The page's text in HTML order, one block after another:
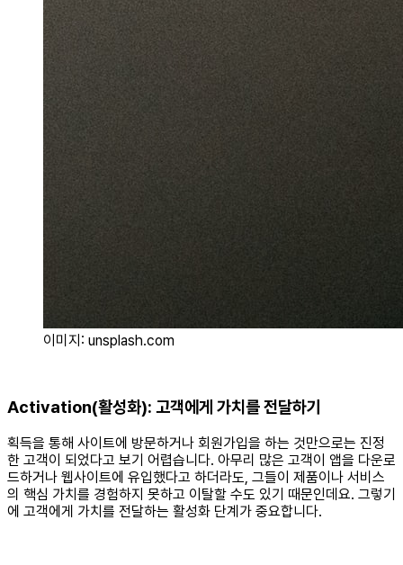
이미지: unsplash.com
Activation(활성화): 고객에게 가치를 전달하기
획득을 통해 사이트에 방문하거나 회원가입을 하는 것만으로는 진정
한 고객이 되었다고 보기 어렵습니다. 아무리 많은 고객이 앱을 다운로
드하거나 웹사이트에 유입했다고 하더라도, 그들이 제품이나 서비스
의 핵심 가치를 경험하지 못하고 이탈할 수도 있기 때문인데요. 그렇기
에 고객에게 가치를 전달하는 활성화 단계가 중요합니다.